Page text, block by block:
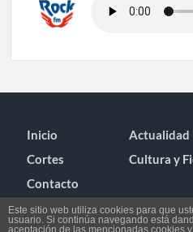
Inicio Actualidad
Cortes
Cultura y
Contacto
Este sitio web utiliza cookies para que
usuario. Si continúa navegando está
aceptación de las mencionadas cookies